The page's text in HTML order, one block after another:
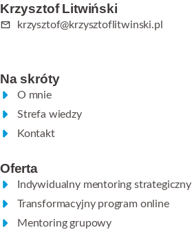
Krzysztof Litwiński
krzysztof@krzysztoflitwinski.pl
Na skróty
O mnie
Strefa wiedzy
Kontakt
Oferta
Indywidualny mentoring strategiczny
Transformacyjny program online
Mentoring grupowy